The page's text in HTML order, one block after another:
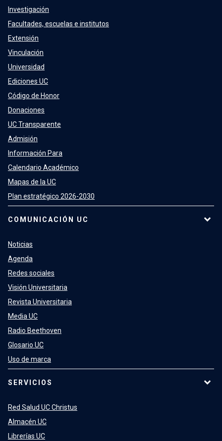
Investigación
Facultades, escuelas e institutos
Extensión
Vinculación
Universidad
Ediciones UC
Código de Honor
Donaciones
UC Transparente
Admisión
Información Para
Calendario Académico
Mapas de la UC
Plan estratégico 2026-2030
COMUNICACIÓN UC
Noticias
Agenda
Redes sociales
Visión Universitaria
Revista Universitaria
Media UC
Radio Beethoven
Glosario UC
Uso de marca
SERVICIOS
Red Salud UC Christus
Almacén UC
Librerías UC